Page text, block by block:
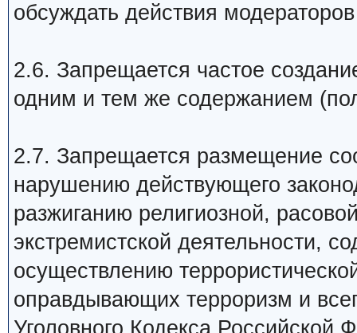
обсуждать действия
2.6. Запрещается частое
одним и тем же содержанием
2.7. Запрещается размещение
наpyшению действyющего
разжиганию религиозной,
экстремистской деятельности,
осуществлению
оправдывающих терроризм и
Уголовного Кодекса Российской